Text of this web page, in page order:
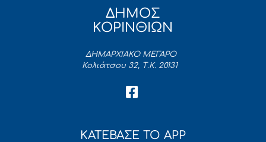
ΔΗΜΟΣ
ΚΟΡΙΝΘΙΩΝ
ΔΗΜΑΡΧΙΑΚΟ ΜΕΓΑΡΟ
Κολιάτσου 32, Τ.Κ. 20131
ΚΑΤΕΒΑΣΕ ΤΟ APP